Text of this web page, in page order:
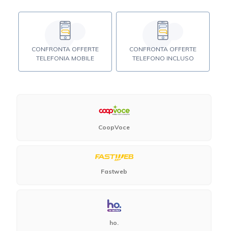
CONFRONTA OFFERTE
TELEFONIA MOBILE
CONFRONTA OFFERTE
TELEFONO INCLUSO
CoopVoce
Fastweb
ho.